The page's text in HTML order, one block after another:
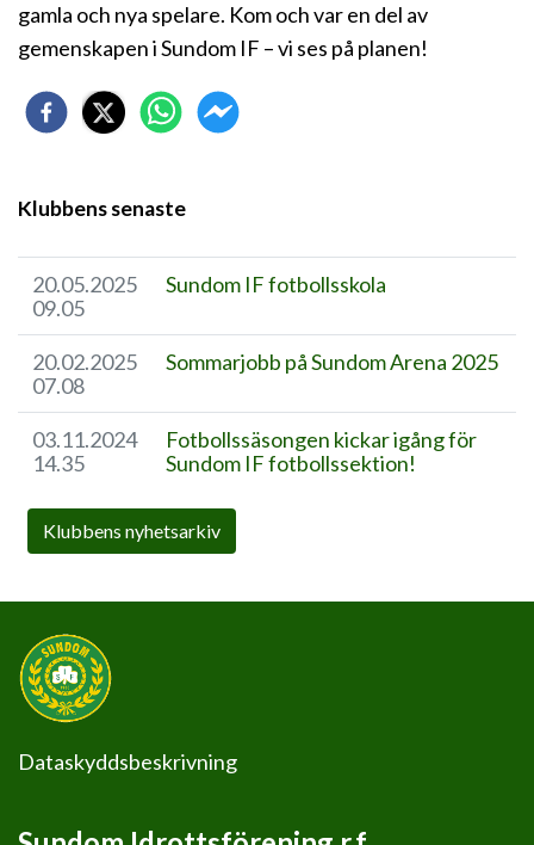
gamla och nya spelare. Kom och var en del av
gemenskapen i Sundom IF – vi ses på planen!
Klubbens senaste
20.05.2025
09.05
Sundom IF fotbollsskola
20.02.2025
07.08
Sommarjobb på Sundom Arena 2025
03.11.2024
14.35
Fotbollssäsongen kickar igång för
Sundom IF fotbollssektion!
Klubbens nyhetsarkiv
Dataskyddsbeskrivning